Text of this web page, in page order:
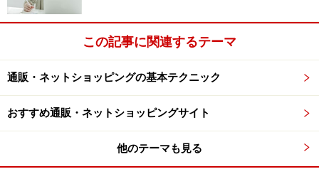
■A. 心配な場合は事前に納期を問い合わせておきましょ
ショップに記載されている発送予定時期はあくまでも目
安のため、必ずその日に発送することを約束するもので
はないことが多いようです。事前に商品ページに記載さ
れた在庫状況や発送予定時期、「特定商取引法に基づく
ことも重要ですが、いつまでに必要という期日があれ
この記事に関連するテーマ
通販・ネットショッピングの基本テクニック
おすすめ通販・ネットショッピングサイト
他のテーマも見る